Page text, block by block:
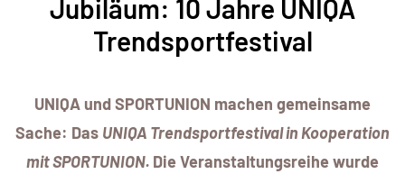
Jubiläum: 10 Jahre UNIQA
Trendsportfestival
UNIQA und SPORTUNION machen gemeinsame
Sache: Das UNIQA Trendsportfestival in Kooperation
mit SPORTUNION. Die Veranstaltungsreihe wurde